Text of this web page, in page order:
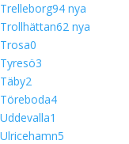
Trelleborg94 nya
Trollhättan62 nya
Trosa0
Tyresö3
Täby2
Töreboda4
Uddevalla1
Ulricehamn5